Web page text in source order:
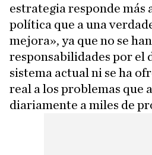
estrategia responde más
política que a una
mejora», ya que no se
responsabilidades por el
sistema actual ni se ha
real a los problemas que
diariamente a miles de